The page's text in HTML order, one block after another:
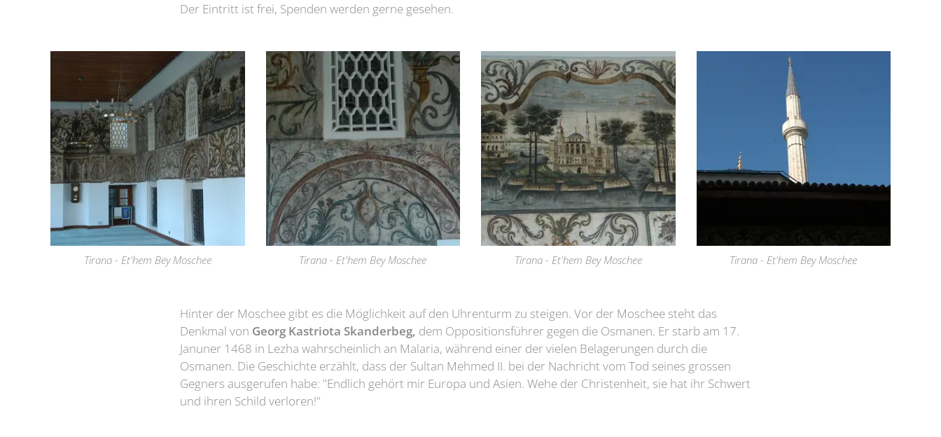
Der Eintritt ist frei, Spenden werden gerne gesehen.
Tirana - Et'hem Bey Moschee Tirana - Et'hem Bey Moschee Tirana - Et'hem Bey Moschee Tirana - Et'hem Bey Moschee
Hinter der Moschee gibt es die Möglichkeit auf den Uhrenturm zu steigen. Vor der Moschee steht das
Denkmal von Georg Kastriota Skanderbeg, dem Oppositionsführer gegen die Osmanen. Er starb am 17.
Januner 1468 in Lezha wahrscheinlich an Malaria, während einer der vielen Belagerungen durch die
Osmanen. Die Geschichte erzählt, dass der Sultan Mehmed II. bei der Nachricht vom Tod seines grossen
Gegners ausgerufen habe: "Endlich gehört mir Europa und Asien. Wehe der Christenheit, sie hat ihr Schwert
und ihren Schild verloren!"